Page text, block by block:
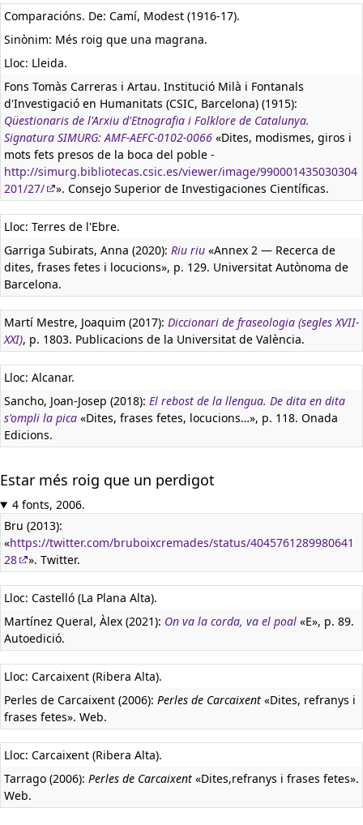
Comparacións. De: Camí, Modest (1916-17).
Sinònim: Més roig que una magrana.
Lloc: Lleida.
Fons Tomàs Carreras i Artau. Institució Milà i Fontanals
d'Investigació en Humanitats (CSIC, Barcelona) (1915):
Qüestionaris de l'Arxiu d'Etnografia i Folklore de Catalunya.
Signatura SIMURG: AMF-AEFC-0102-0066 «Dites, modismes, giros i
mots fets presos de la boca del poble -
http://simurg.bibliotecas.csic.es/viewer/image/990001435030304
201/27/
». Consejo Superior de Investigaciones Científicas.
Lloc: Terres de l'Ebre.
Garriga Subirats, Anna (2020): Riu riu «Annex 2 — Recerca de
dites, frases fetes i locucions», p. 129. Universitat Autònoma de
Barcelona.
Martí Mestre, Joaquim (2017): Diccionari de fraseologia (segles XVII-
XXI), p. 1803. Publicacions de la Universitat de València.
Lloc: Alcanar.
Sancho, Joan-Josep (2018): El rebost de la llengua. De dita en dita
s'ompli la pica «Dites, frases fetes, locucions…», p. 118. Onada
Edicions.
Estar més roig que un perdigot
4 fonts, 2006.
Bru (2013):
«https://twitter.com/bruboixcremades/status/4045761289980641
28
». Twitter.
Lloc: Castelló (La Plana Alta).
Martínez Queral, Àlex (2021): On va la corda, va el poal «E», p. 89.
Autoedició.
Lloc: Carcaixent (Ribera Alta).
Perles de Carcaixent (2006): Perles de Carcaixent «Dites, refranys i
frases fetes». Web.
Lloc: Carcaixent (Ribera Alta).
Tarrago (2006): Perles de Carcaixent «Dites,refranys i frases fetes».
Web.